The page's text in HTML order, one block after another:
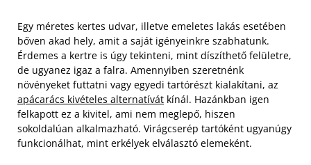
Egy méretes kertes udvar, illetve emeletes lakás esetében
bőven akad hely, amit a saját igényeinkre szabhatunk.
Érdemes a kertre is úgy tekinteni, mint díszíthető felületre,
de ugyanez igaz a falra. Amennyiben szeretnénk
növényeket futtatni vagy egyedi tartórészt kialakítani, az
apácarács kivételes alternatívát kínál. Hazánkban igen
felkapott ez a kivitel, ami nem meglepő, hiszen
sokoldalúan alkalmazható. Virágcserép tartóként ugyanúgy
funkcionálhat, mint erkélyek elválasztó elemeként.